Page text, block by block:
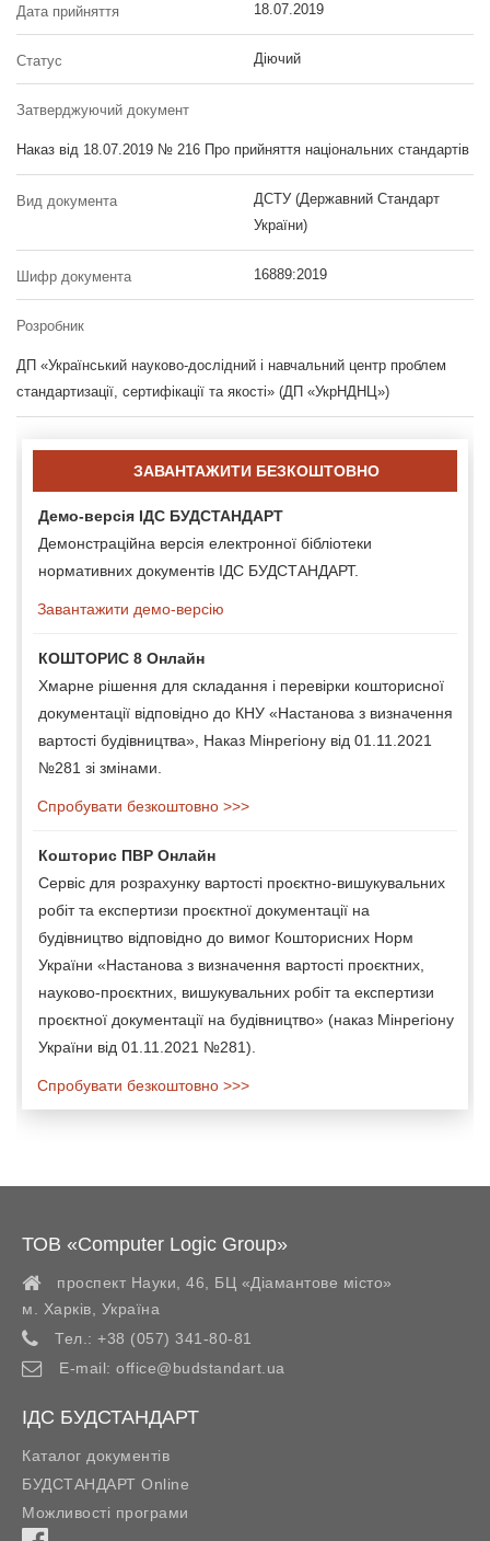
Дата прийняття 18.07.2019
Статус Діючий
Затверджуючий документ
Наказ від 18.07.2019 № 216 Про прийняття національних стандартів
Вид документа
ДСТУ (Державний Стандарт
України)
Шифр документа 16889:2019
Розробник
ДП «Український науково-дослідний і навчальний центр проблем
стандартизації, сертифікації та якості» (ДП «УкрНДНЦ»)
ЗАВАНТАЖИТИ БЕЗКОШТОВНО
Демо-версія ІДС БУДСТАНДАРТ
Демонстраційна версія електронної бібліотеки
нормативних документів ІДС БУДСТАНДАРТ.
Завантажити демо-версію
КОШТОРИС 8 Онлайн
Хмарне рішення для складання і перевірки кошторисної
документації відповідно до КНУ «Настанова з визначення
вартості будівництва», Наказ Мінрегіону від 01.11.2021
№281 зі змінами.
Спробувати безкоштовно >>>
Кошторис ПВР Онлайн
Сервіс для розрахунку вартості проєктно-вишукувальних
робіт та експертизи проєктної документації на
будівництво відповідно до вимог Кошторисних Норм
України «Настанова з визначення вартості проєктних,
науково-проєктних, вишукувальних робіт та експертизи
проєктної документації на будівництво» (наказ Мінрегіону
України від 01.11.2021 №281).
Спробувати безкоштовно >>>
ТОВ «Computer Logic Group»
проспект Науки, 46, БЦ «Діамантове місто»
м. Харків
Україна
Тел.: +38 (057) 341-80-81
E-mail: office@budstandart.ua
ІДС БУДСТАНДАРТ
Каталог документів
БУДСТАНДАРТ Online
Можливості програми